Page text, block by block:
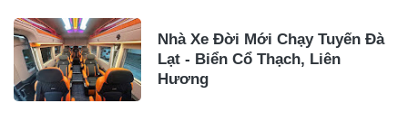
Nhà Xe Đời Mới Chạy Tuyến Đà
Lạt - Biển Cổ Thạch, Liên
Hương